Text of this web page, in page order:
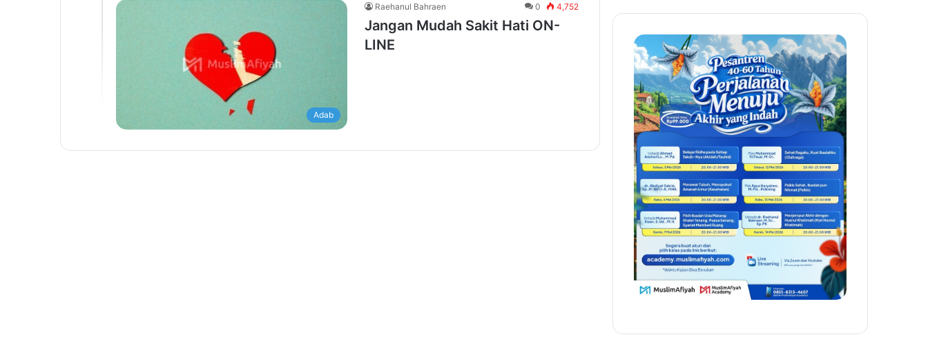
Adab
Raehanul Bahraen 0 4,752
Jangan Mudah Sakit Hati ON-
LINE